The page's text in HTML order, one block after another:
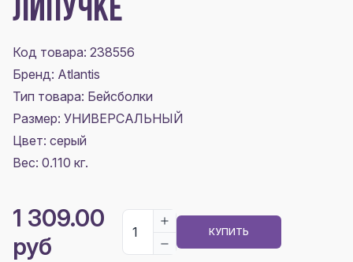
ЛИПУЧКЕ
Код товара: 238556
Бренд: Atlantis
Тип товара: Бейсболки
Размер: УНИВЕРСАЛЬНЫЙ
Цвет: серый
Вес: 0.110 кг.
1 309.00
руб
КУПИТЬ